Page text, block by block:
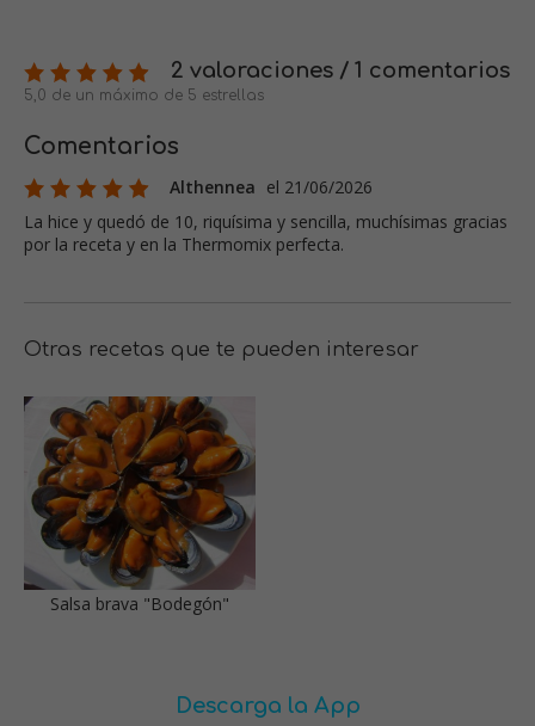
2 valoraciones / 1 comentarios
5,0 de un máximo de 5 estrellas
Comentarios
Althennea el 21/06/2026
La hice y quedó de 10, riquísima y sencilla, muchísimas gracias
por la receta y en la Thermomix perfecta.
Otras recetas que te pueden interesar
Salsa brava "Bodegón"
Descarga la App